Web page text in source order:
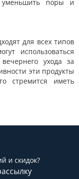
уменьшить поры и
для всех типов
использоваться
ухода за
эти продукты
стремится иметь
и скидок?